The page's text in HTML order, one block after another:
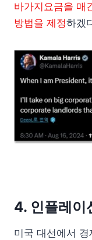
바가지요금을 매
방법을 제정하겠
4. 인플레이
미국 대선에서